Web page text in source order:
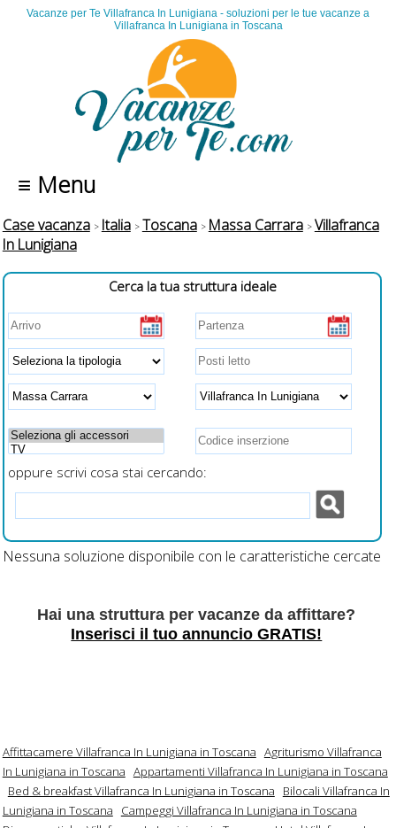
Vacanze per Te Villafranca In Lunigiana - soluzioni per le tue vacanze a
Villafranca In Lunigiana in Toscana
≡ Menu
Case vacanza Italia Toscana Massa Carrara
Villafranca
In Lunigiana
Cerca la tua struttura ideale
oppure scrivi cosa stai cercando:
Nessuna soluzione disponibile con le caratteristiche cercate
Hai una struttura per vacanze da affittare?
Inserisci il tuo annuncio GRATIS!
Affittacamere Villafranca In Lunigiana in Toscana Agriturismo Villafranca
In Lunigiana in Toscana Appartamenti Villafranca In Lunigiana in Toscana
Bed & breakfast Villafranca In Lunigiana in Toscana
Bilocali Villafranca In
Lunigiana in Toscana
Campeggi Villafranca In Lunigiana in Toscana